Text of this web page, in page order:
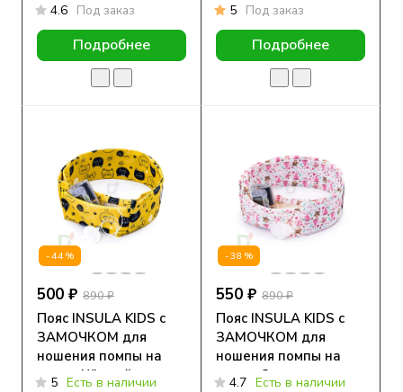
4.6 Под заказ
Подробнее
5 Под заказ
Подробнее
-44%
500 ₽ 890 ₽
Пояс INSULA KIDS с
ЗАМОЧКОМ для
ношения помпы на
талии Чёрный кот
5 Есть в наличии
-38%
550 ₽ 890 ₽
Пояс INSULA KIDS с
ЗАМОЧКОМ для
ношения помпы на
талии Совушки
4.7 Есть в наличии